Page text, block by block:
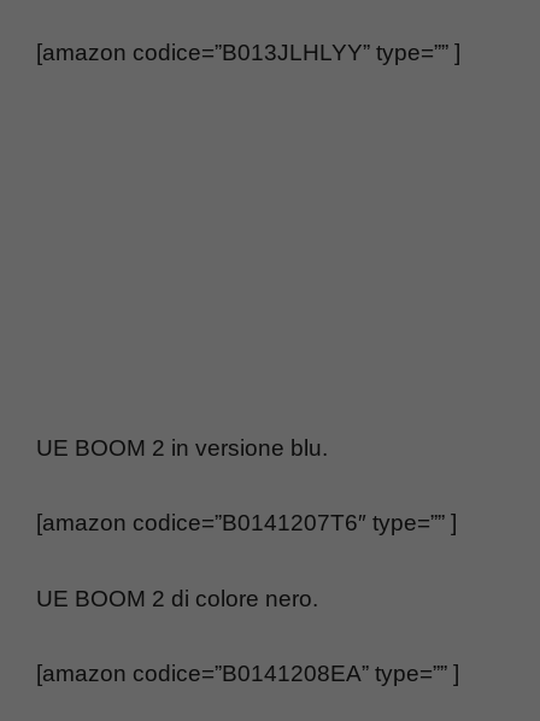
[amazon codice=”B013JLHLYY” type=”” ]
UE BOOM 2 in versione blu.
[amazon codice=”B0141207T6″ type=”” ]
UE BOOM 2 di colore nero.
[amazon codice=”B0141208EA” type=”” ]